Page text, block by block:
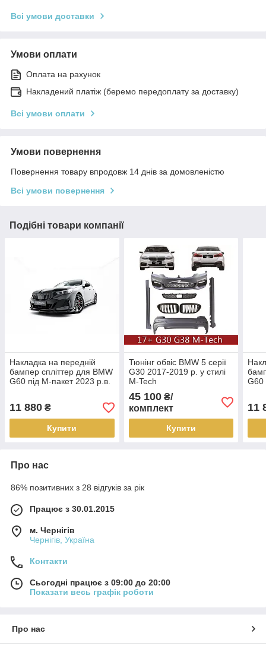
Всі умови доставки
Умови оплати
Оплата на рахунок
Накладений платіж (беремо передоплату за доставку)
Всі умови оплати
Умови повернення
Повернення товару впродовж 14 днів за домовленістю
Всі умови повернення
Подібні товари компанії
Накладка на передній
бампер спліттер для BMW
G60 під М-пакет 2023 р.в.
11 880 ₴
Купити
Тюнінг обвіс BMW 5 серії
G30 2017-2019 р. у стилі
M-Tech
45 100₴/
комплект
Купити
G60
11
Про нас
86% позитивних з 28 відгуків за рік
Працює з 30.01.2015
м. Чернігів
Чернігів, Україна
Контакти
Сьогодні працює з 09:00 до 20:00
Показати весь графік роботи
Про нас